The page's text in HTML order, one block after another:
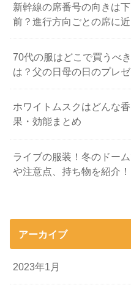
新幹線の席番号の向きは
前？進行方向ごとの席に
70代の服はどこで買うべ
は？父の日母の日のプレ
ホワイトムスクはどんな
果・効能まとめ
ライブの服装！冬のドー
や注意点、持ち物を紹介！
アーカイブ
2023年1月